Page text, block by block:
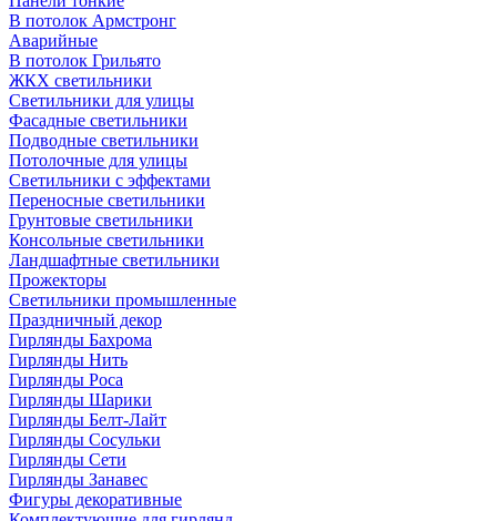
В потолок Армстронг
Аварийные
В потолок Грильято
ЖКХ светильники
Светильники для улицы
Фасадные светильники
Подводные светильники
Потолочные для улицы
Светильники с эффектами
Переносные светильники
Грунтовые светильники
Консольные светильники
Ландшафтные светильники
Прожекторы
Светильники промышленные
Праздничный декор
Гирлянды Бахрома
Гирлянды Нить
Гирлянды Роса
Гирлянды Шарики
Гирлянды Белт-Лайт
Гирлянды Сосульки
Гирлянды Сети
Гирлянды Занавес
Фигуры декоративные